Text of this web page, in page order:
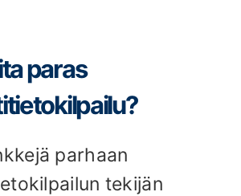
paras
parhaan
tekijän